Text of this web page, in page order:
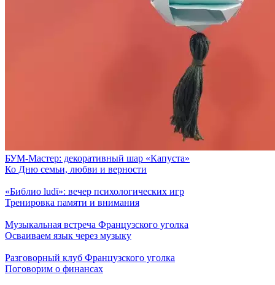
БУМ-Мастер: декоративный шар «Капуста»
Ко Дню семьи, любви и верности
«Библио ludῑ»: вечер психологических игр
Тренировка памяти и внимания
Музыкальная встреча Французского уголка
Осваиваем язык через музыку
Разговорный клуб Французского уголка
Поговорим о финансах